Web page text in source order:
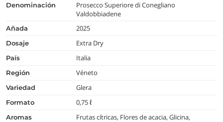
denominación
Prosecco Superiore di Conegliano
Valdobbiadene
añada 2025
dosaje Extra Dry
país Italia
región Véneto
variedad Glera
formato 0,75 ℓ
aromas
Frutas cítricas, Flores de acacia, Glicina,